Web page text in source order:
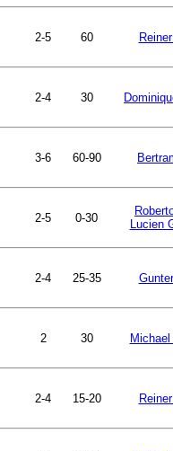
2-5 60
2-4 30
3-6 60-90
2-5 0-30
Lucien
2-4 25-35
2 30
2-4 15-20